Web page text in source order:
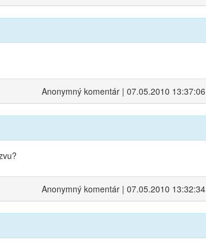
Anonymný komentár | 07.05.2010 13:37:06
Anonymný komentár | 07.05.2010 13:32:34